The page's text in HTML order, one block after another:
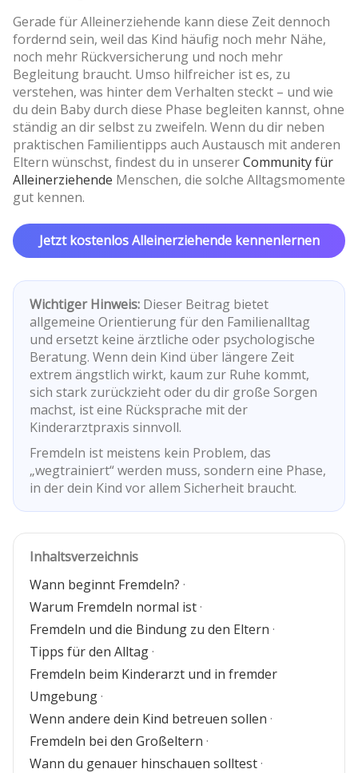
Gerade für Alleinerziehende kann diese Zeit dennoch
fordernd sein, weil das Kind häufig noch mehr Nähe,
noch mehr Rückversicherung und noch mehr
Begleitung braucht. Umso hilfreicher ist es, zu
verstehen, was hinter dem Verhalten steckt – und wie
du dein Baby durch diese Phase begleiten kannst, ohne
ständig an dir selbst zu zweifeln. Wenn du dir neben
praktischen Familientipps auch Austausch mit anderen
Eltern wünschst, findest du in unsererCommunity für
Alleinerziehende Menschen, die solche Alltagsmomente
gut kennen.
Jetzt kostenlos Alleinerziehende kennenlernen
Wichtiger Hinweis: Dieser Beitrag bietet
allgemeine Orientierung für den Familienalltag
und ersetzt keine ärztliche oder psychologische
Beratung. Wenn dein Kind über längere Zeit
extrem ängstlich wirkt, kaum zur Ruhe kommt,
sich stark zurückzieht oder du dir große Sorgen
machst, ist eine Rücksprache mit der
Kinderarztpraxis sinnvoll.
Fremdeln ist meistens kein Problem, das
„wegtrainiert“ werden muss, sondern eine Phase,
in der dein Kind vor allem Sicherheit braucht.
Inhaltsverzeichnis
Wann beginnt Fremdeln? ·
Warum Fremdeln normal ist·
Fremdeln und die Bindung zu den Eltern ·
Tipps für den Alltag·
Fremdeln beim Kinderarzt und in fremder
Umgebung·
Wenn andere dein Kind betreuen sollen ·
Fremdeln bei den Großeltern ·
Wann du genauer hinschauen solltest·